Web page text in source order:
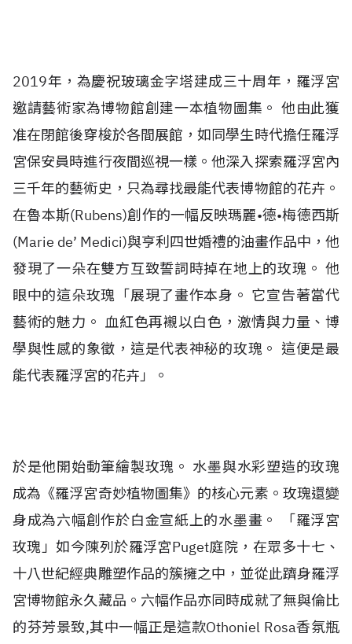
2019年，為慶祝玻璃金字塔建成三十周年，羅浮宮
邀請藝術家為博物館創建一本植物圖集。 他由此獲
准在閉館後穿梭於各間展館，如同學生時代擔任羅浮
宮保安員時進行夜間巡視一樣。他深入探索羅浮宮內
三千年的藝術史，只為尋找最能代表博物館的花卉。
在魯本斯(Rubens)創作的一幅反映瑪麗•德•梅德西斯
(Marie de’ Medici)與亨利四世婚禮的油畫作品中，他
發現了一朵在雙方互致誓詞時掉在地上的玫瑰。 他
眼中的這朵玫瑰「展現了畫作本身。 它宣告著當代
藝術的魅力。 血紅色再襯以白色，激情與力量、博
學與性感的象徵，這是代表神秘的玫瑰。 這便是最
能代表羅浮宮的花卉」。
於是他開始動筆繪製玫瑰。 水墨與水彩塑造的玫瑰
成為《羅浮宮奇妙植物圖集》的核心元素。玫瑰還變
身成為六幅創作於白金宣紙上的水墨畫。 「羅浮宮
玫瑰」如今陳列於羅浮宮Puget庭院，在眾多十七、
十八世紀經典雕塑作品的簇擁之中，並從此躋身羅浮
宮博物館永久藏品。六幅作品亦同時成就了無與倫比
的芬芳景致,其中一幅正是這款Othoniel Rosa香氛瓶